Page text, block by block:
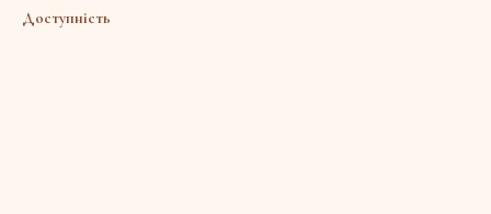
Доступність